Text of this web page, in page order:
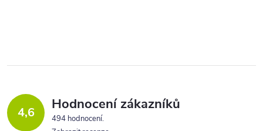
á
a
c 4,6 Hodnocení zákazníků
494 hodnocení